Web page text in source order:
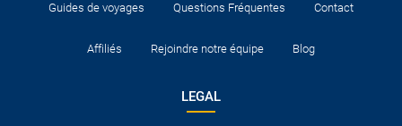
Guides de voyages Questions Fréquentes Contact
Affiliés Rejoindre notre équipe Blog
LEGAL